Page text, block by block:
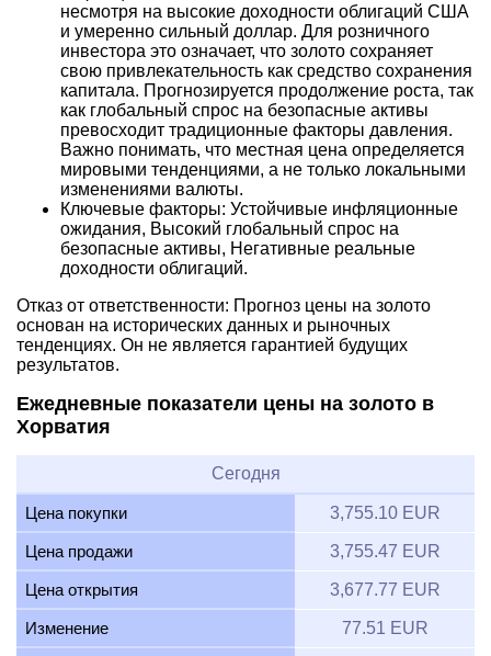
несмотря на высокие доходности облигаций США
и умеренно сильный доллар. Для розничного
инвестора это означает, что золото сохраняет
свою привлекательность как средство сохранения
капитала. Прогнозируется продолжение роста, так
как глобальный спрос на безопасные активы
превосходит традиционные факторы давления.
Важно понимать, что местная цена определяется
мировыми тенденциями, а не только локальными
изменениями валюты.
Ключевые факторы: Устойчивые инфляционные
ожидания, Высокий глобальный спрос на
безопасные активы, Негативные реальные
доходности облигаций.
Отказ от ответственности: Прогноз цены на золото
основан на исторических данных и рыночных
тенденциях. Он не является гарантией будущих
результатов.
Ежедневные показатели цены на золото в
Хорватия
Сегодня
Цена покупки 3,755.10 EUR
Цена продажи 3,755.47 EUR
Цена открытия 3,677.77 EUR
Изменение 77.51 EUR